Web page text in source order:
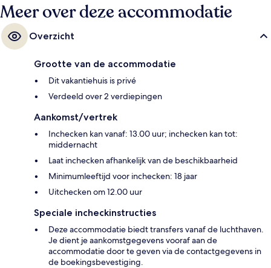
Meer over deze accommodatie
Overzicht
Grootte van de accommodatie
Dit vakantiehuis is privé
Verdeeld over 2 verdiepingen
Aankomst/vertrek
Inchecken kan vanaf: 13.00 uur; inchecken kan tot:
middernacht
Laat inchecken afhankelijk van de beschikbaarheid
Minimumleeftijd voor inchecken: 18 jaar
Uitchecken om 12.00 uur
Speciale incheckinstructies
Deze accommodatie biedt transfers vanaf de luchthaven.
Je dient je aankomstgegevens vooraf aan de
accommodatie door te geven via de contactgegevens in
de boekingsbevestiging.